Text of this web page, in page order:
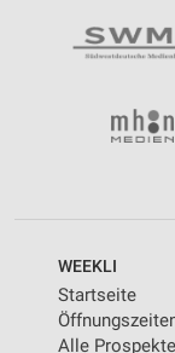
WEEKLI
Startseite
Alle Prospekte